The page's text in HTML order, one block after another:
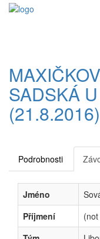
SADSKÁ
(21.8.2016)
Podrobnosti
Jméno
Příjmení